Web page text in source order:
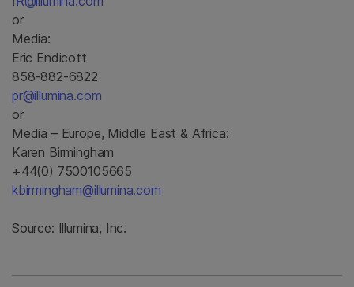
or
Media:
Eric Endicott
858-882-6822
pr@illumina.com
or
Media – Europe, Middle East & Africa:
Karen Birmingham
+44(0) 7500105665
kbirmingham@illumina.com
Source: Illumina, Inc.